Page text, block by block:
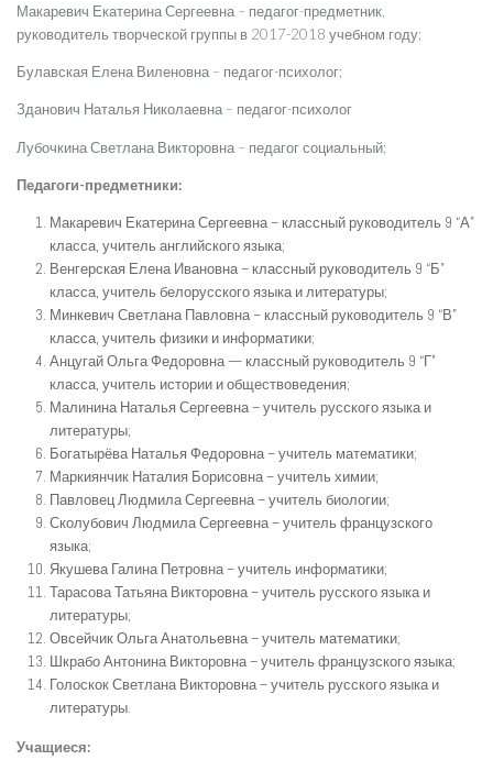
Макаревич Екатерина Сергеевна – педагог-предметник,
руководитель творческой группы в 2017-2018 учебном году;
Булавская Елена Виленовна – педагог-психолог;
Зданович Наталья Николаевна – педагог-психолог
Лубочкина Светлана Викторовна – педагог социальный;
Педагоги-предметники:
Макаревич Екатерина Сергеевна – классный руководитель 9 “А”
класса, учитель английского языка;
Венгерская Елена Ивановна – классный руководитель 9 “Б”
класса, учитель белорусского языка и литературы;
Минкевич Светлана Павловна – классный руководитель 9 “В”
класса, учитель физики и информатики;
Анцугай Ольга Федоровна — классный руководитель 9 “Г”
класса, учитель истории и обществоведения;
Малинина Наталья Сергеевна – учитель русского языка и
литературы;
Богатырёва Наталья Федоровна – учитель математики;
Маркиянчик Наталия Борисовна – учитель химии;
Павловец Людмила Сергеевна – учитель биологии;
Сколубович Людмила Сергеевна – учитель французского
языка;
Якушева Галина Петровна – учитель информатики;
Тарасова Татьяна Викторовна – учитель русского языка и
литературы;
Овсейчик Ольга Анатольевна – учитель математики;
Шкрабо Антонина Викторовна – учитель французского языка;
Голоскок Светлана Викторовна – учитель русского языка и
литературы.
Учащиеся: